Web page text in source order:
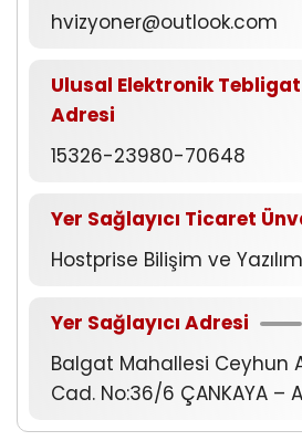
hvizyoner@outlook.com
Ulusal Elektronik
Adresi
15326-23980-70648
Yer Sağlayıcı Ticaret
Hostprise Bilişim ve
Yer Sağlayıcı Adresi
Balgat Mahallesi Ceyhun
Cad. No:36/6 ÇANKAYA –